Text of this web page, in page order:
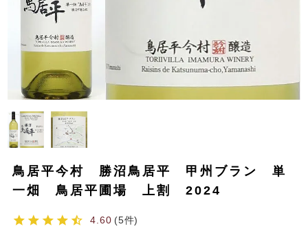
鳥居平今村 勝沼鳥居平 甲州ブラン 単
一畑 鳥居平圃場 上割 2024
4.60 5